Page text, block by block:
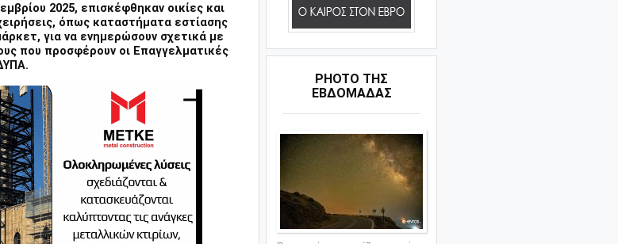
2025, επισκέφθηκαν οικίες και
όπως καταστήματα εστίασης
για να ενημερώσουν σχετικά με
που προσφέρουν οι Επαγγελματικές
PHOTO ΤΗΣ
ΕΒΔΟΜΑΔΑΣ